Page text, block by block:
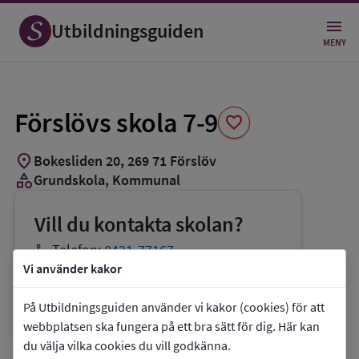
Vi använder kakor
På Utbildningsguiden använder vi kakor (cookies) för att
webbplatsen ska fungera på ett bra sätt för dig. Här kan
du välja vilka cookies du vill godkänna.
Utbildningsguiden MENY
Förslövs skola 7-9 favorite
Spara
som
favorit
location_on Bokesliden 20, 269 71 Förslöv
categoryGrundskola, Kommunal
Vill du kontakta skolan?
phoneTelefon:0431-77167
mailE-post: barnochutbildning@bastad.se
linkWebbplats:Förslövs skola 7-9